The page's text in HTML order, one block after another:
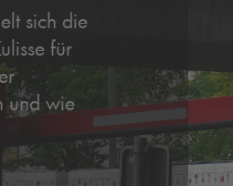
sich die
für
und wie